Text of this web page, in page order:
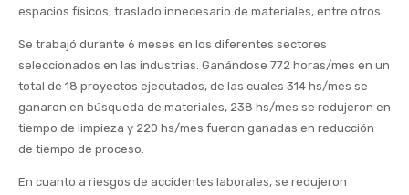
espacios físicos, traslado innecesario de materiales, entre otros.
Se trabajó durante 6 meses en los diferentes sectores
seleccionados en las industrias. Ganándose 772 horas/mes en un
total de 18 proyectos ejecutados, de las cuales 314 hs/mes se
ganaron en búsqueda de materiales, 238 hs/mes se redujeron en
tiempo de limpieza y 220 hs/mes fueron ganadas en reducción
de tiempo de proceso.
En cuanto a riesgos de accidentes laborales, se redujeron